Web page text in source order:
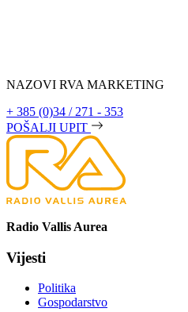
NAZOVI RVA MARKETING
+ 385 (0)34 / 271 - 353
POŠALJI UPIT
Radio Vallis Aurea
Vijesti
Politika
Gospodarstvo